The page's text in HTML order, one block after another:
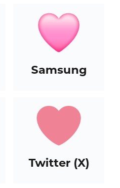
Samsung
Twitter (X)